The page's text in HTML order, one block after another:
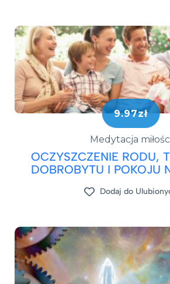
9.97zł
Medytacja
OCZYSZCZENIE RODU,
DOBROBYTU I POKOJU
Dodaj do